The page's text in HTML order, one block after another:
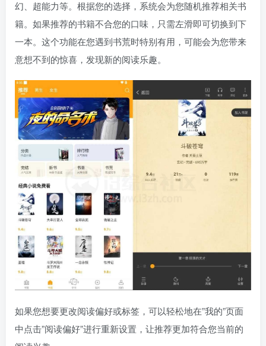
幻、超能力等。根据您的选择，系统会为您随机推荐相关书
籍。如果推荐的书籍不合您的口味，只需左滑即可切换到下
一本。这个功能在您遇到书荒时特别有用，可能会为您带来
意想不到的惊喜，发现新的阅读乐趣。
如果您想要更改阅读偏好或标签，可以轻松地在”我的”页面
中点击”阅读偏好”进行重新设置，让推荐更加符合您当前的